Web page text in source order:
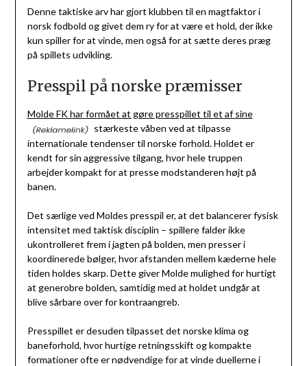
Denne taktiske arv har gjort klubben til en magtfaktor i
norsk fodbold og givet dem ry for at være et hold, der ikke
kun spiller for at vinde, men også for at sætte deres præg
på spillets udvikling.
Presspil på norske præmisser
Molde FK har formået at gøre presspillet til et af sine
stærkeste våben ved at tilpasse
internationale tendenser til norske forhold. Holdet er
kendt for sin aggressive tilgang, hvor hele truppen
arbejder kompakt for at presse modstanderen højt på
banen.
Det særlige ved Moldes presspil er, at det balancerer fysisk
intensitet med taktisk disciplin – spillere falder ikke
ukontrolleret frem i jagten på bolden, men presser i
koordinerede bølger, hvor afstanden mellem kæderne hele
tiden holdes skarp. Dette giver Molde mulighed for hurtigt
at generobre bolden, samtidig med at holdet undgår at
blive sårbare over for kontraangreb.
Presspillet er desuden tilpasset det norske klima og
baneforhold, hvor hurtige retningsskift og kompakte
formationer ofte er nødvendige for at vinde duellerne i